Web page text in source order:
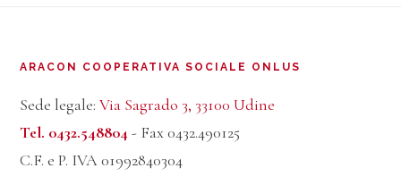
ARACON COOPERATIVA SOCIALE ONLUS
Sede legale:Via Sagrado 3, 33100 Udine
Tel. 0432.548804- Fax 0432.490125
C.F. e P. IVA 01992840304